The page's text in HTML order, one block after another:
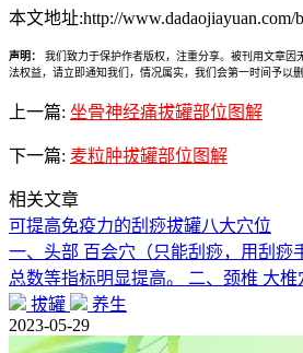
本文地址:http://www.dadaojiayuan.com/
声明：
我们致力于保护作者版权，注重分享。被刊用文章因
法权益，请立即通知我们，情况属实，我们会第一时间予以
上一篇: 坐骨神经痛拔罐部位图解
下一篇: 麦粒肿拔罐部位图解
相关文章
可提高免疫力的刮痧拔罐八大穴位
一、头部 百会穴（只能刮痧，用刮痧
总数等指标明显提高。 二、颈椎 大
拔罐
养生
2023-05-29